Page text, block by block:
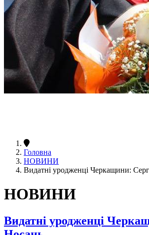
Головна
НОВИНИ
Видатні уродженці Черкащини:
НОВИНИ
Видатні уродженці